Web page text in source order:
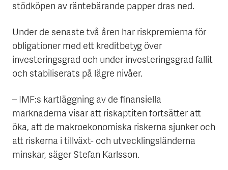
stödköpen av räntebärande papper dras ned.
Under de senaste två åren har riskpremierna för
obligationer med ett kreditbetyg över
investeringsgrad och under investeringsgrad fallit
och stabiliserats på lägre nivåer.
– IMF:s kartläggning av de finansiella
marknaderna visar att riskaptiten fortsätter att
öka, att de makroekonomiska riskerna sjunker och
att riskerna i tillväxt- och utvecklingsländerna
minskar, säger Stefan Karlsson.